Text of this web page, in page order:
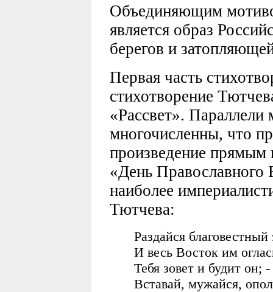
Объединяющим
является образ
берегов и
Первая часть
стихотворение
«Рассвет».
многочисленны, что
произведение прямым
«День
наиболее
Тютчева:
Раздайся благовестный
И весь Восток им
Тебя зовет и будит он; -
Вставай, мужайся,